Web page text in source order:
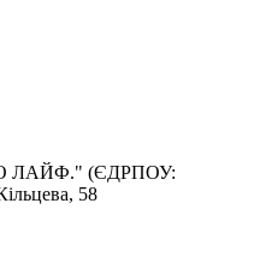
ЛАЙФ." (ЄДРПОУ:
58